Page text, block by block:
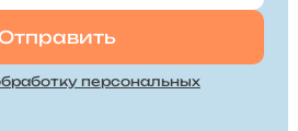
персональных